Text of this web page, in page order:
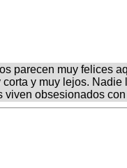
parecen muy felices
y muy lejos. Nadie
viven obsesionados